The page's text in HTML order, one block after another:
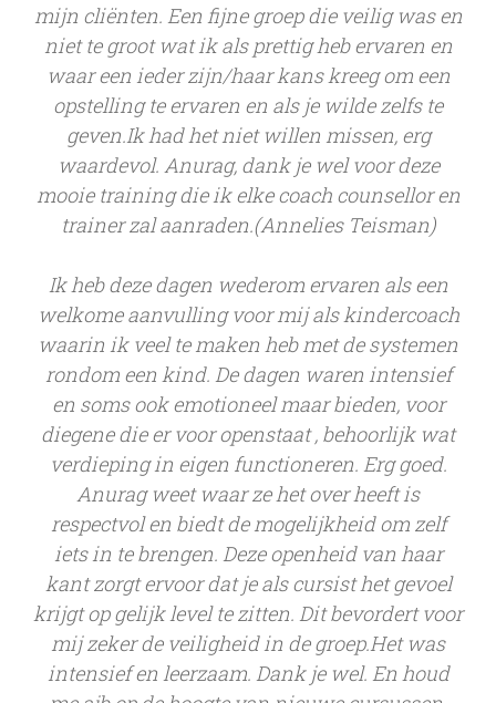
mijn cliënten. Een fijne groep die veilig was en
niet te groot wat ik als prettig heb ervaren en
waar een ieder zijn/haar kans kreeg om een
opstelling te ervaren en als je wilde zelfs te
geven.Ik had het niet willen missen, erg
waardevol. Anurag, dank je wel voor deze
mooie training die ik elke coach counsellor en
trainer zal aanraden.(Annelies Teisman)
Ik heb deze dagen wederom ervaren als een
welkome aanvulling voor mij als kindercoach
waarin ik veel te maken heb met de systemen
rondom een kind. De dagen waren intensief
en soms ook emotioneel maar bieden, voor
diegene die er voor openstaat , behoorlijk wat
verdieping in eigen functioneren. Erg goed.
Anurag weet waar ze het over heeft is
respectvol en biedt de mogelijkheid om zelf
iets in te brengen. Deze openheid van haar
kant zorgt ervoor dat je als cursist het gevoel
krijgt op gelijk level te zitten. Dit bevordert voor
mij zeker de veiligheid in de groep.Het was
intensief en leerzaam. Dank je wel. En houd